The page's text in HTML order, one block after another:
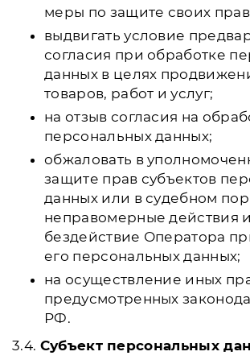
меры по защите своих
выдвигать условие
согласия при обработке
данных в целях
товаров, работ и услуг;
на отзыв согласия на
персональных данных;
обжаловать в
защите прав субъектов
данных или в судебном
неправомерные действия
бездействие Оператора
его персональных данных;
на осуществление иных
предусмотренных
РФ.
3.4. Субъект персональных